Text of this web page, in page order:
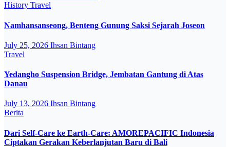
History Travel
Namhansanseong, Benteng Gunung Saksi Sejarah Joseon
July 25, 2026 Ihsan Bintang
Travel
Yedangho Suspension Bridge, Jembatan Gantung di Atas
Danau
July 13, 2026 Ihsan Bintang
Berita
Dari Self-Care ke Earth-Care: AMOREPACIFIC Indonesia
Ciptakan Gerakan Keberlanjutan Baru di Bali